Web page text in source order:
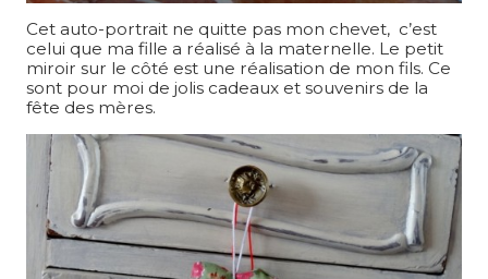
Cet auto-portrait ne quitte pas mon chevet, c’est
celui que ma fille a réalisé à la maternelle. Le petit
miroir sur le côté est une réalisation de mon fils. Ce
sont pour moi de jolis cadeaux et souvenirs de la
fête des mères.